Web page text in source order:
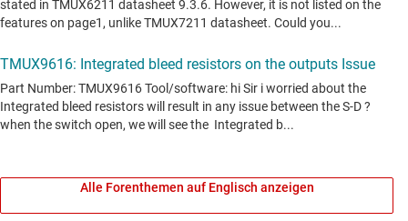
Alle Forenthemen auf Englisch anzeigen